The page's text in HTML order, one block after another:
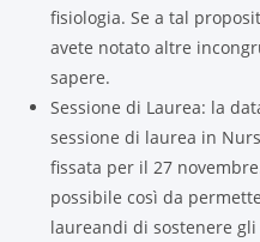
fisiologia. Se a tal
avete notato altre
sapere.
Sessione di Laurea: la
sessione di laurea in
fissata per il 27
possibile così da
laureandi di sostenere